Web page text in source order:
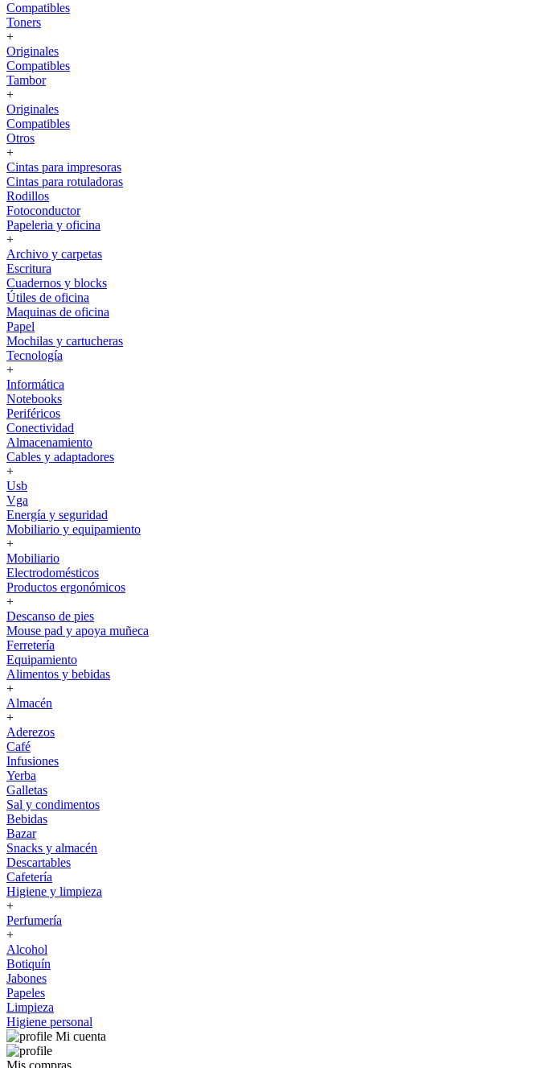
Compatibles
Toners
+
Originales
Compatibles
Tambor
+
Originales
Compatibles
Otros
+
Cintas para impresoras
Cintas para rotuladoras
Rodillos
Fotoconductor
Papeleria y oficina
+
Archivo y carpetas
Escritura
Cuadernos y blocks
Útiles de oficina
Maquinas de oficina
Papel
Mochilas y cartucheras
Tecnología
+
Informática
Notebooks
Periféricos
Conectividad
Almacenamiento
Cables y adaptadores
+
Usb
Vga
Energía y seguridad
Mobiliario y equipamiento
+
Mobiliario
Electrodomésticos
Productos ergonómicos
+
Descanso de pies
Mouse pad y apoya muñeca
Ferretería
Equipamiento
Alimentos y bebidas
+
Almacén
+
Aderezos
Café
Infusiones
Yerba
Galletas
Sal y condimentos
Bebidas
Bazar
Snacks y almacén
Descartables
Cafetería
Higiene y limpieza
+
Perfumería
+
Alcohol
Botiquín
Jabones
Papeles
Limpieza
Higiene personal
Mi cuenta
Mis compras